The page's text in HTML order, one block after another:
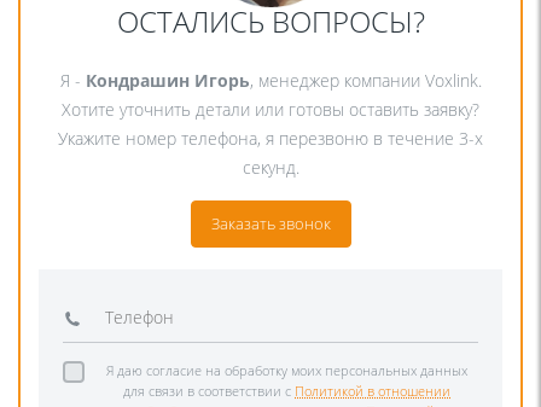
ОСТАЛИСЬ ВОПРОСЫ?
Я - Кондрашин Игорь, менеджер компании Voxlink.
Хотите уточнить детали или готовы оставить заявку?
Укажите номер телефона, я перезвоню в течение 3-х
секунд.
Заказать звонок
Я даю согласие на обработку моих персональных данных
для связи в соответствии с Политикой в отношении